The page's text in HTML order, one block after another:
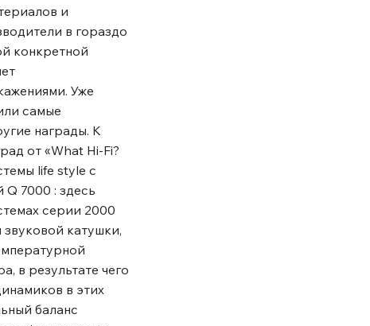
и
в гораздо
конкретной
Уже
самые
награды. К
от «What Hi-Fi?
life style с
7000 : здесь
серии 2000
катушки,
в результате чего
в этих
баланс